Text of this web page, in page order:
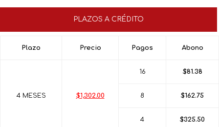
PLAZOS A CRÉDITO
Plazo Precio Pagos Abono
4 MESES $1,302.00
16 $81.38
8 $162.75
4 $325.50